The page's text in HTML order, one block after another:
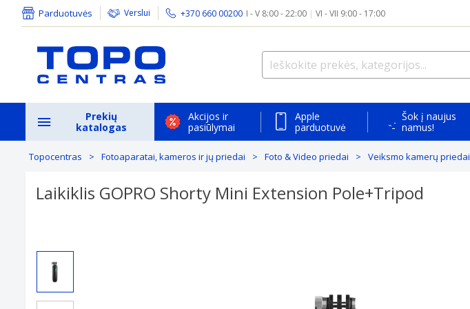
Parduotuvės Verslui +370 660 00200 I - V 8:00 - 22:00 | VI - VII 9:00 - 17:00
Prekių
katalogas
Akcijos ir
pasiūlymai
Apple
parduotuvė
Šok į naujus
namus!
Topocentras Fotoaparatai, kameros ir jų priedai Foto & Video priedai Veiksmo kamerų priedai
Laikiklis GOPRO Shorty Mini Extension Pole+Tripod